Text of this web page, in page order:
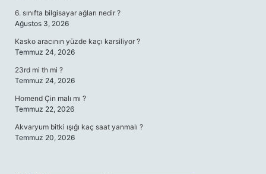
6. sınıfta bilgisayar ağları nedir ?
Ağustos 3, 2026
Kasko aracının yüzde kaçı karsiliyor ?
Temmuz 24, 2026
23rd mi th mi ?
Temmuz 24, 2026
Homend Çin malı mı ?
Temmuz 22, 2026
Akvaryum bitki ışığı kaç saat yanmalı ?
Temmuz 20, 2026